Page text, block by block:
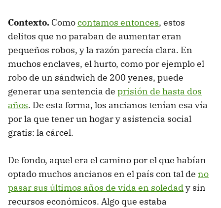
Contexto. Comocontamos entonces, estos
delitos que no paraban de aumentar eran
pequeños robos, y la razón parecía clara. En
muchos enclaves, el hurto, como por ejemplo el
robo de un sándwich de 200 yenes, puede
generar una sentencia de prisión de hasta dos
años. De esta forma, los ancianos tenían esa vía
por la que tener un hogar y asistencia social
gratis: la cárcel.
De fondo, aquel era el camino por el que habían
optado muchos ancianos en el país con tal de no
pasar sus últimos años de vida en soledady sin
recursos económicos. Algo que estaba